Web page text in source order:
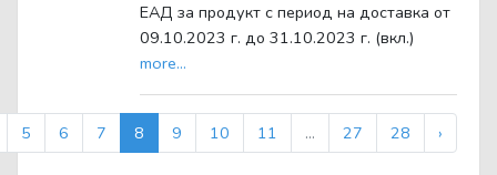
ЕАД за продукт с период на доставка от
09.10.2023 г. до 31.10.2023 г. (вкл.)
more...
5 6 7 8 9 10 11 ... 27 28 ›